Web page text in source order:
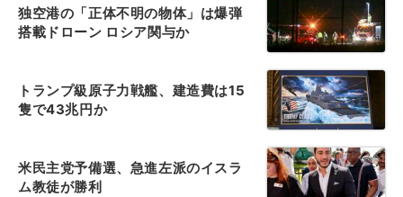
独空港の「正体不明の物体」は爆弾
搭載ドローン ロシア関与か
トランプ級原子力戦艦、建造費は15
隻で43兆円か
米民主党予備選、急進左派のイスラ
ム教徒が勝利